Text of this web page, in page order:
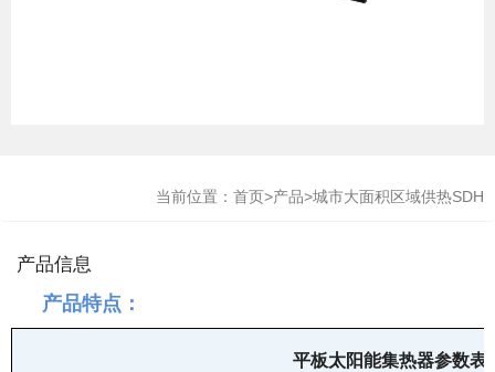
当前位置： 首页>产品>城市大面积区域供热SDH
产品信息
产品特点：
平板太阳能集热器参数表